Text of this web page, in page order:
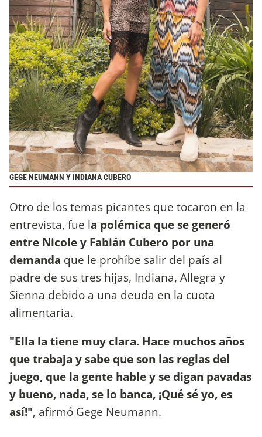
GEGE NEUMANN Y INDIANA CUBERO
Otro de los temas picantes que tocaron en la
entrevista, fue la polémica que se generó
entre Nicole y Fabián Cubero por una
demanda que le prohíbe salir del país al
padre de sus tres hijas, Indiana, Allegra y
Sienna debido a una deuda en la cuota
alimentaria.
"Ella la tiene muy clara. Hace muchos años
que trabaja y sabe que son las reglas del
juego, que la gente hable y se digan pavadas
y bueno, nada, se lo banca, ¡Qué sé yo, es
así!", afirmó Gege Neumann.